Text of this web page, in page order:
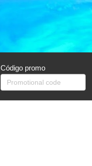
Código promo